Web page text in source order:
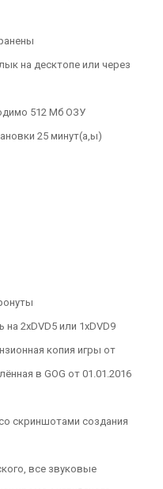
на десктопе или через
512 Мб ОЗУ
25 минут(а,ы)
2xDVD5 или 1xDVD9
копия игры от
в GOG от 01.01.2016
скриншотами создания
все звуковые